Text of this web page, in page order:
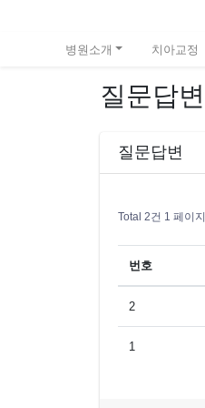
병원소개 치아교정
질문답변
질문답변
Total 2건 1 페이지
번호
2
1